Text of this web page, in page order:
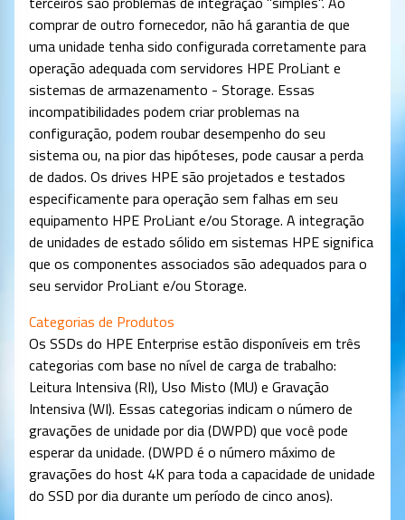
comprar de outro fornecedor, não há garantia de que
uma unidade tenha sido configurada corretamente para
operação adequada com servidores HPE ProLiant e
sistemas de armazenamento - Storage. Essas
incompatibilidades podem criar problemas na
configuração, podem roubar desempenho do seu
sistema ou, na pior das hipóteses, pode causar a perda
de dados. Os drives HPE são projetados e testados
especificamente para operação sem falhas em seu
equipamento HPE ProLiant e/ou Storage. A integração
de unidades de estado sólido em sistemas HPE significa
que os componentes associados são adequados para o
seu servidor ProLiant e/ou Storage.
Categorias de Produtos
Os SSDs do HPE Enterprise estão disponíveis em três
categorias com base no nível de carga de trabalho:
Leitura Intensiva (RI), Uso Misto (MU) e Gravação
Intensiva (WI). Essas categorias indicam o número de
gravações de unidade por dia (DWPD) que você pode
esperar da unidade. (DWPD é o número máximo de
gravações do host 4K para toda a capacidade de unidade
do SSD por dia durante um período de cinco anos).